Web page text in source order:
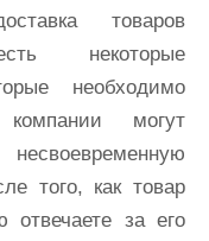
товаров
некоторые
необходимо
могут
того, как товар
отвечаете за его